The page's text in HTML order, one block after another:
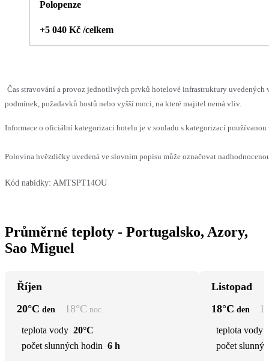
Polopenze
+5 040 Kč /celkem
Čas stravování a provoz jednotlivých prvků hotelové infrastruktury uvedených
podmínek, požadavků hostů nebo vyšší moci, na které majitel nemá vliv.
Informace o oficiální kategorizaci hotelu je v souladu s kategorizací
Polovina hvězdičky uvedená ve slovním popisu může označovat
Kód nabídky: AMTSPT14OU
Průměrné teploty - Portugalsko, Azory,
Sao Miguel
Říjen
20°C den 18°C noc
teplota vody 20°C
počet slunných hodin 6 h
Listopad
18°C den
teplota vody
počet